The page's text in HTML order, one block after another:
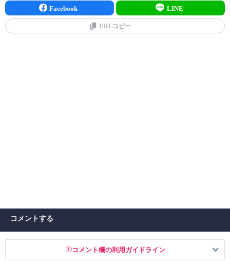
Facebook LINE
URLコピー
コメントする
コメント欄の利用ガイドライン